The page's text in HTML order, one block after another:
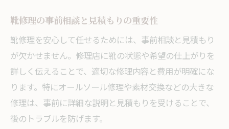
靴修理の事前相談と見積もりの重要性
靴修理を安心して任せるためには、事前相談と見積もり
が欠かせません。修理店に靴の状態や希望の仕上がりを
詳しく伝えることで、適切な修理内容と費用が明確にな
ります。特にオールソール修理や素材交換などの大きな
修理は、事前に詳細な説明と見積もりを受けることで、
後のトラブルを防げます。